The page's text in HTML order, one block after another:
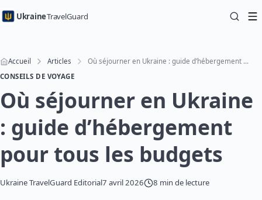
UkraineTravelGuard
Accueil Articles
Où séjourner en Ukraine : guide d’hébergement pour tous les budgets
CONSEILS DE VOYAGE
Où séjourner en Ukraine
: guide d’hébergement
pour tous les budgets
Ukraine TravelGuard Editorial7 avril 2026 8 min de lecture